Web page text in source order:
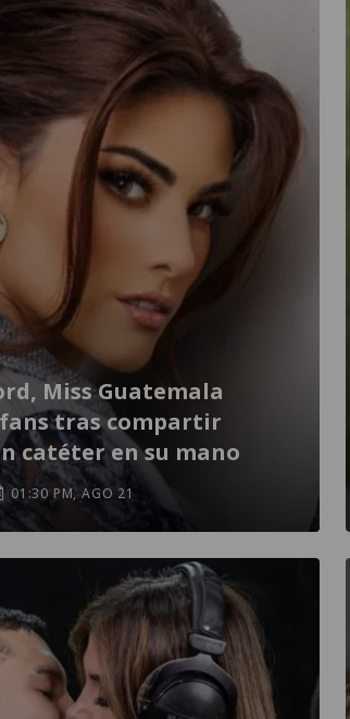
Miss Guatemala
tras compartir
catéter en su mano
01:30 PM, AGO 21